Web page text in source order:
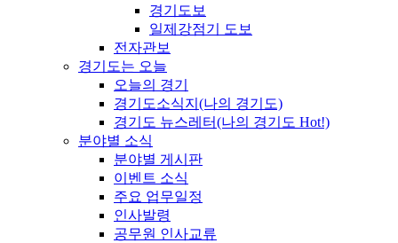
경기도보
일제강점기 도보
전자관보
경기도는 오늘
오늘의 경기
경기도소식지(나의 경기도)
경기도 뉴스레터(나의 경기도 Hot!)
분야별 소식
분야별 게시판
이벤트 소식
주요 업무일정
인사발령
공무원 인사교류